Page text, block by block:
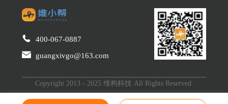
400-067-0887
guangxivgo@163.com
Copyright 2013 - 2025 维构科技 All Rights Reserved.